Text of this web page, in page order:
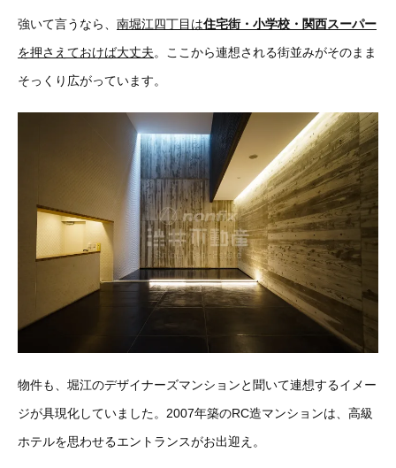
強いて言うなら、 南堀江四丁目は住宅街・小学校・関西スーパー
を押さえておけば大丈夫。ここから連想される街並みがそのまま
そっくり広がっています。
物件も、堀江のデザイナーズマンションと聞いて連想するイメー
ジが具現化していました。2007年築のRC造マンションは、高級
ホテルを思わせるエントランスがお出迎え。